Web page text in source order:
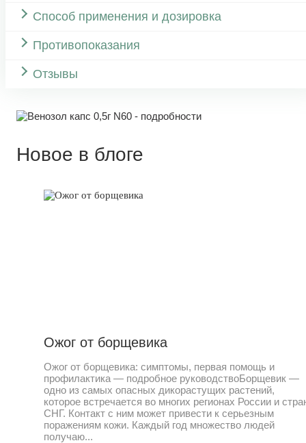
Способ применения и дозировка
Противопоказания
Отзывы
Новое в блоге
Ожог от борщевика
Ожог от борщевика: симптомы, первая помощь и
профилактика — подробное руководствоБорщевик —
одно из самых опасных дикорастущих растений,
которое встречается во многих регионах России и
СНГ. Контакт с ним может привести к серьезным
поражениям кожи. Каждый год множество людей
получаю...